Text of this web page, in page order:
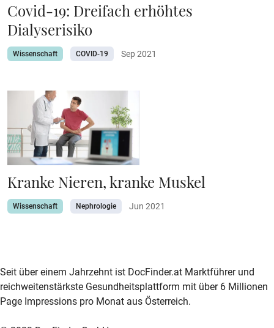
Covid-19: Dreifach erhöhtes
Dialyserisiko
Wissenschaft COVID-19 Sep 2021
Kranke Nieren, kranke Muskel
Wissenschaft Nephrologie Jun 2021
zur DocFinder-Startseite
logo icon
Seit über einem Jahrzehnt ist DocFinder.at Marktführer und
reichweitenstärkste Gesundheitsplattform mit über 6 Millionen
Page Impressions pro Monat aus Österreich.